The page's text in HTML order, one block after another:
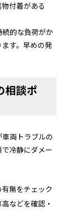
付着がある
的な負荷がか
す。早めの発
相談ポ
車両トラブルの
冷静にダメー
無をチェック
などを確認・